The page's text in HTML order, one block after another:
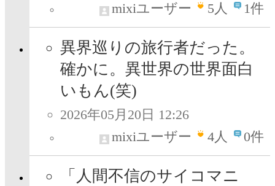
mixiユーザー
5人 1件
異界巡りの旅行者だった。
確かに。異世界の世界面白
いもん(笑)
2026年05月20日 12:26
mixiユーザー
4人 0件
「人間不信のサイコマニ